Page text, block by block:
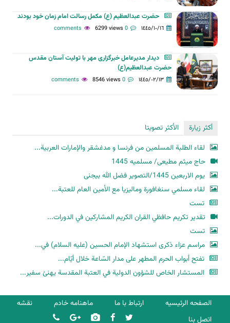
حضرت عبدالعظیم (ع) مکمل رسالت امام زمان خود بودند
١٤٤٥/١٠/١٦ 0 comments
6299 views
دیدار مدیرعامل خبرگزاری مهر با تولیت آستان مقدس
حضرت عبدالعظیم(ع)
١٤٤٥/٠٢/١٣ 0 comments
8546 views
أكثر زيارة
الأكثر تصويتا
لقاء الطلبة المسلمين من فرنسا و مدغشقر والإمارات العربية...
حاج میثم مطیعی/ مسلمیه 1445
یوم الاربعین 1445/التصویر فضل الله بیجنی
لقاء مسلمي سنغافورة وماليزيا مع الأمين العام للعتبة...
تست
تقدير تكريم حافظي القران الكريم المشاركين في الدورات...
تست
مراسم عزاء ذكرى استشهاد الإمام الحسين (عليه السلام) في...
تفتح أبواب الحرم المطهر على مدار السّاعة خلال أيّام...
المستشار الخاص للشؤون الدولية في العتبة المقدسة يهنئ سفير...
الصفحه الرئیسیه ارتباط با ما ماهنامه خادم
نقشه
اتصل بنا